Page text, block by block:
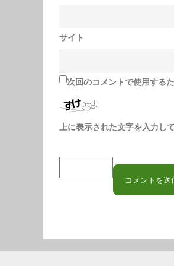
サイト
次回のコメントで使用する
上に表示された文字を入力して